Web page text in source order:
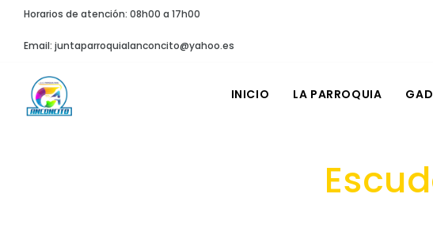
Horarios de atención: 08h00 a 17h00
Email: juntaparroquialanconcito@yahoo.es
INICIO LA PARROQUIA GAD